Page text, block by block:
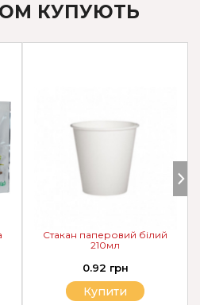
КУПУЮТЬ
Стакан паперовий білий
210мл
0.92 грн
Купити